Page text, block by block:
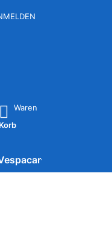
Eingabetaste, um alle
Waren
Korb